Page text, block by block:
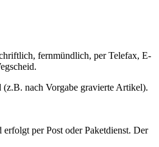
fernmündlich, per Telefax, E-
(z.B. nach Vorgabe gravierte Artikel).
per Post oder Paketdienst. Der